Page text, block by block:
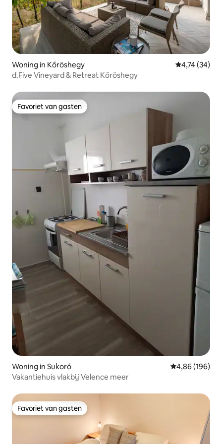
Woning in Kőröshegy Gemiddelde
4,74 (34)
d.Five Vineyard & Retreat Kőröshegy
Favoriet van gasten
Favoriet van gasten
Woning in Sukoró Gemiddelde
4,86 (196)
Vakantiehuis vlakbij Velence meer
Favoriet van gasten
Favoriet van gasten